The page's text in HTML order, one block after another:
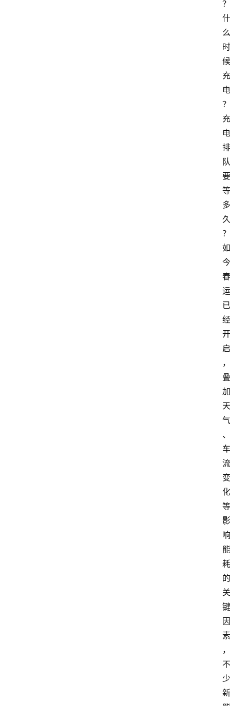
？
什
么
时
候
充
电
？
充
电
排
队
要
等
多
久
？
如
今
春
运
已
经
开
启
，
叠
加
天
气
、
车
流
变
化
等
影
响
能
耗
的
关
键
因
素
，
不
少
新